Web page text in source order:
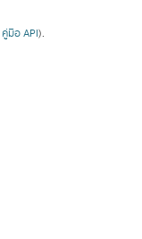
คู่มือ API).